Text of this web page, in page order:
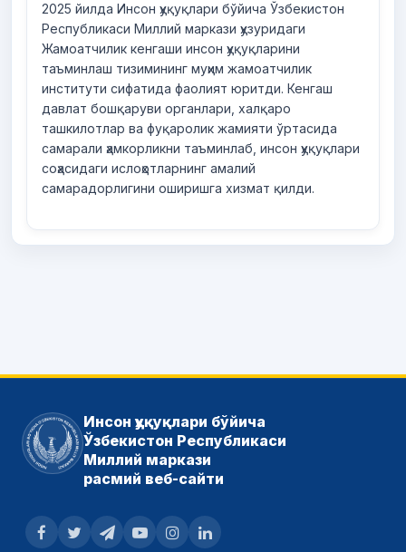
2025 йилда Инсон ҳуқуқлари бўйича Ўзбекистон
Республикаси Миллий маркази ҳузуридаги
Жамоатчилик кенгаши инсон ҳуқуқларини
таъминлаш тизимининг муҳим жамоатчилик
институти сифатида фаолият юритди. Кенгаш
давлат бошқаруви органлари, халқаро
ташкилотлар ва фуқаролик жамияти ўртасида
самарали ҳамкорликни таъминлаб, инсон ҳуқуқлари
соҳасидаги ислоҳотларнинг амалий
самарадорлигини оширишга хизмат қилди.
Инсон ҳуқуқлари бўйича
Ўзбекистон Республикаси
Миллий маркази
расмий веб-сайти